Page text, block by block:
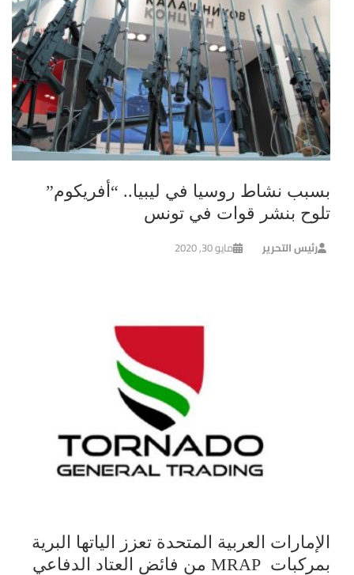
بسبب نشاط روسيا في ليبيا.. “أفريكوم”
تلوح بنشر قوات في تونس
رئيس التحرير مايو 30, 2020
الإمارات العربية المتحدة تعزز الياتها البرية
بمركبات MRAP من فائض العتاد الدفاعي